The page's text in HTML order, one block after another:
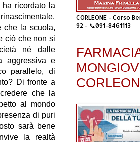
ricordato la
che la scuola,
ciò che non si
né dalle
aggressiva e
parallelo, di
Di fronte a
che la
al mondo
di puri
sarà bene
la realtà
CORLEONE - Corso
92 - 📞091-8461113